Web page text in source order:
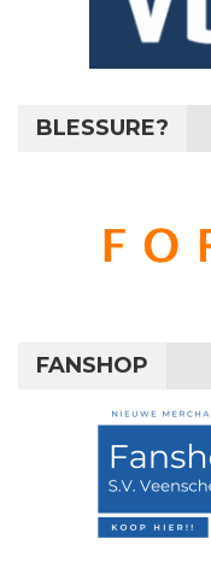
BLESSURE?
FANSHOP